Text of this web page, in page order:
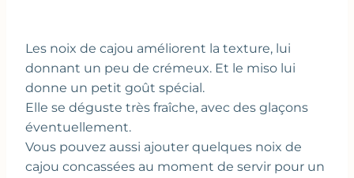
Les noix de cajou améliorent la texture, lui
donnant un peu de crémeux. Et le miso lui
donne un petit goût spécial.
Elle se déguste très fraîche, avec des glaçons
éventuellement.
Vous pouvez aussi ajouter quelques noix de
cajou concassées au moment de servir pour un